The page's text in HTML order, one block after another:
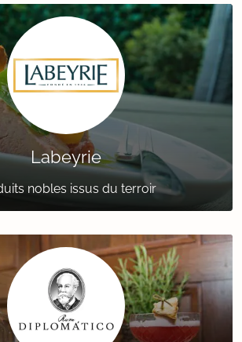
Labeyrie
nobles issus du terroir